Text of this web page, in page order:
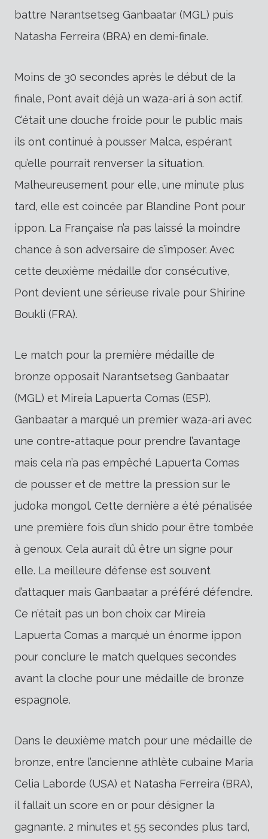
battre Narantsetseg Ganbaatar (MGL) puis
Natasha Ferreira (BRA) en demi-finale.
Moins de 30 secondes après le début de la
finale, Pont avait déjà un waza-ari à son actif.
C’était une douche froide pour le public mais
ils ont continué à pousser Malca, espérant
qu’elle pourrait renverser la situation.
Malheureusement pour elle, une minute plus
tard, elle est coincée par Blandine Pont pour
ippon. La Française n’a pas laissé la moindre
chance à son adversaire de s’imposer. Avec
cette deuxième médaille d’or consécutive,
Pont devient une sérieuse rivale pour Shirine
Boukli (FRA).
Le match pour la première médaille de
bronze opposait Narantsetseg Ganbaatar
(MGL) et Mireia Lapuerta Comas (ESP).
Ganbaatar a marqué un premier waza-ari avec
une contre-attaque pour prendre l’avantage
mais cela n’a pas empêché Lapuerta Comas
de pousser et de mettre la pression sur le
judoka mongol. Cette dernière a été pénalisée
une première fois d’un shido pour être tombée
à genoux. Cela aurait dû être un signe pour
elle. La meilleure défense est souvent
d’attaquer mais Ganbaatar a préféré défendre.
Ce n’était pas un bon choix car Mireia
Lapuerta Comas a marqué un énorme ippon
pour conclure le match quelques secondes
avant la cloche pour une médaille de bronze
espagnole.
Dans le deuxième match pour une médaille de
bronze, entre l’ancienne athlète cubaine Maria
Celia Laborde (USA) et Natasha Ferreira (BRA),
il fallait un score en or pour désigner la
gagnante. 2 minutes et 55 secondes plus tard,